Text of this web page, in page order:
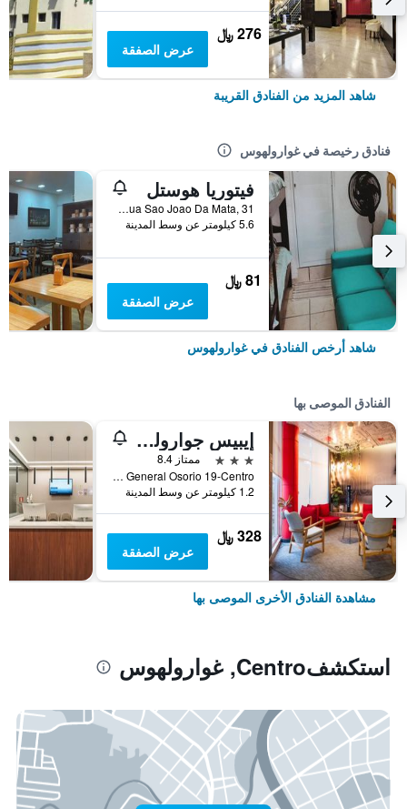
276 ﷼
عرض الصفقة
شاهد المزيد من الفنادق القريبة
فنادق رخيصة في غوارولهوس
فيتوريا هوستل
Rua Sao Joao Da Mata, 31, غوارولهوس, البرازيل
5.6 كيلومتر عن وسط المدينة
81 ﷼
عرض الصفقة
شاهد أرخص الفنادق في غوارولهوس
الفنادق الموصى بها
إيبيس جوارولوس آيروبورتو
3 نجوم
ممتاز 8.4
Rua General Osorio 19-Centro, غوارولهوس, البرازيل
1.2 كيلومتر عن وسط المدينة
328 ﷼
عرض الصفقة
مشاهدة الفنادق الأخرى الموصى بها
استكشفCentro, غوارولهوس